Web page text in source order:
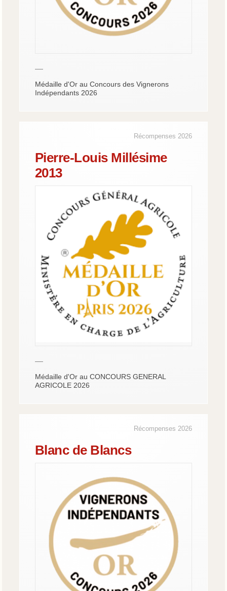
—
Médaille d'Or au Concours des Vignerons
Indépendants 2026
Récompenses 2026
Pierre-Louis Millésime
2013
—
Médaille d'Or au CONCOURS GENERAL
AGRICOLE 2026
Récompenses 2026
Blanc de Blancs